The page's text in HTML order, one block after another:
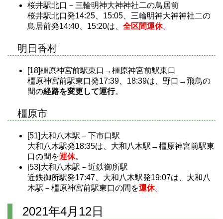
桜井駅北口－三輪明神大神神社二の鳥居前
桜井駅北口発14:25、15:05、三輪明神大神神社二の
鳥居前発14:40、15:20は、 全区間運休。
明日香村
[18]橿原神宮前駅東口→橿原神宮前駅東口
橿原神宮前駅東口発17:39、18:39は、野口→飛鳥の
間の経路を変更して運行。
橿原市
[51]大和八木駅－下市口駅
大和八木駅発18:35は、大和八木駅→橿原神宮前駅東
口の間を運休。
[53]大和八木駅－近鉄御所駅
近鉄御所駅発17:47、大和八木駅発19:07は、大和八
木駅－橿原神宮前駅東口の間を運休。
2021年4月12日